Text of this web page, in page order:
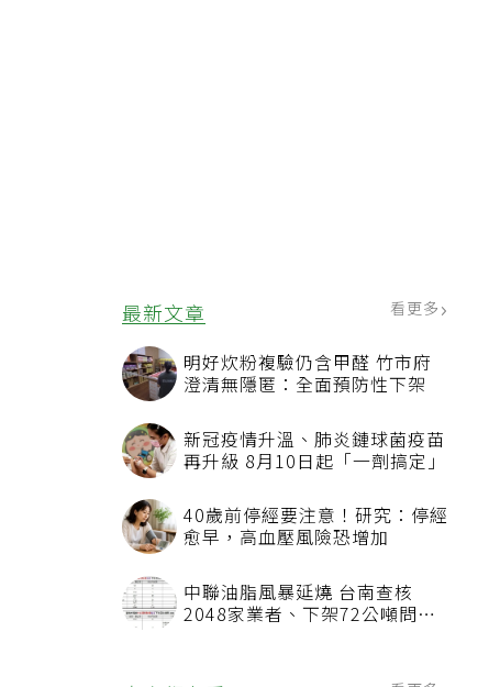
最新文章 看更多
明好炊粉複驗仍含甲醛 竹市府
澄清無隱匿：全面預防性下架
新冠疫情升溫、肺炎鏈球菌疫苗
再升級 8月10日起「一劑搞定」
40歲前停經要注意！研究：停經
愈早，高血壓風險恐增加
中聯油脂風暴延燒 台南查核
2048家業者、下架72公噸問題